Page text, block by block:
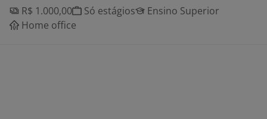
R$ 1.000,00
Só estágios
Ensino Superior
Home office